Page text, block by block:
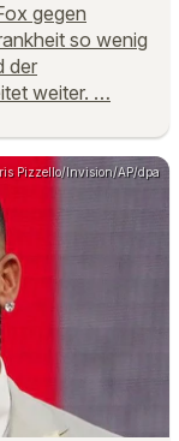
gegen
so wenig
der
weiter. …
Pizzello/Invision/AP/dpa